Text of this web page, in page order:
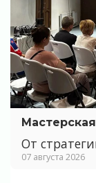
От
07 августа 2026